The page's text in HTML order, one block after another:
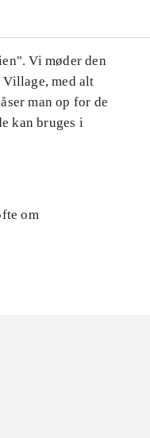
Vi møder den
med alt
man op for de
kan bruges i
om